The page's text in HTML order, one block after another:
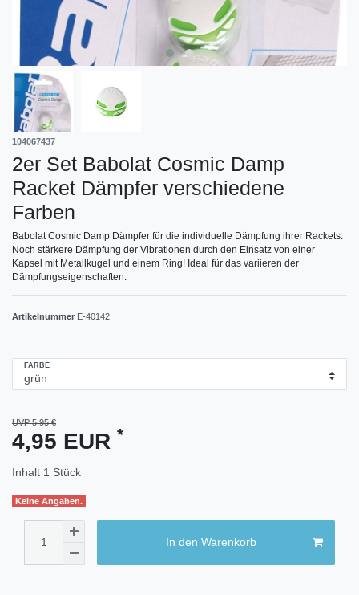
104067437
2er Set Babolat Cosmic Damp
Racket Dämpfer verschiedene
Farben
Babolat Cosmic Damp Dämpfer für die individuelle Dämpfung ihrer Rackets.
Noch stärkere Dämpfung der Vibrationen durch den Einsatz von einer
Kapsel mit Metallkugel und einem Ring! Ideal für das variieren der
Dämpfungseigenschaften.
Artikelnummer E-40142
FARBE
UVP 5,95 €
4,95 EUR *
Inhalt 1 Stück
Keine Angaben.
In den Warenkorb